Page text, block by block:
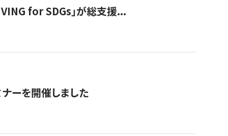
for SDGs」が総支援...
ーを開催しました